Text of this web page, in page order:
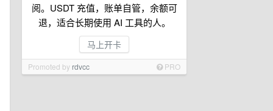
阅。USDT 充值，账单自管，余额可
退，适合长期使用 AI 工具的人。
马上开卡
Promoted by rdvcc PRO